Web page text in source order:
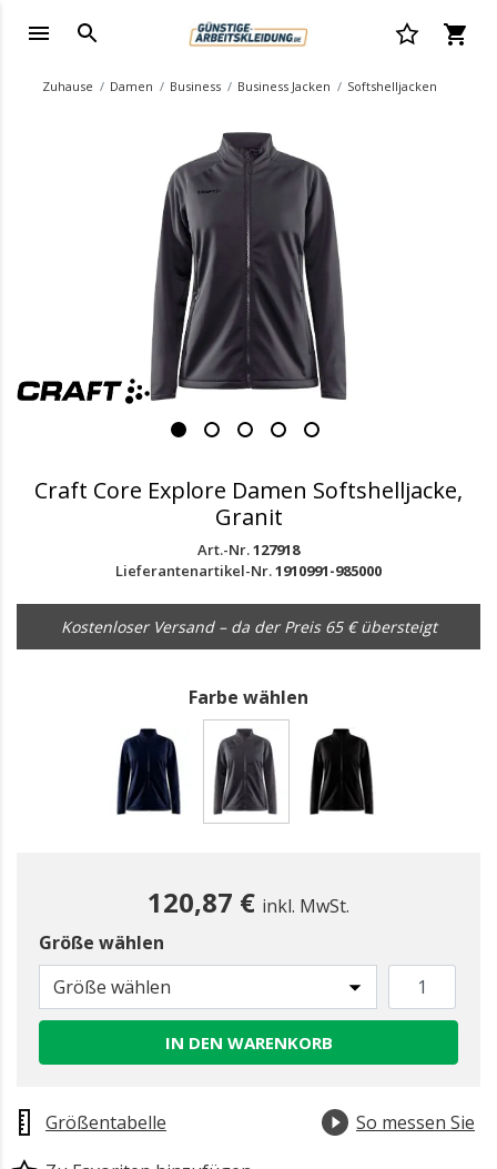
Zuhause Damen Business Business Jacken Softshelljacken
Craft Core Explore Damen Softshelljacke,
Granit
Art.-Nr.127918
Lieferantenartikel-Nr.1910991-985000
Kostenloser Versand – da der Preis 65 € übersteigt
Farbe wählen
120,87 € inkl. MwSt.
Größe wählen
Größe wählen
IN DEN WARENKORB
Größentabelle
So messen Sie